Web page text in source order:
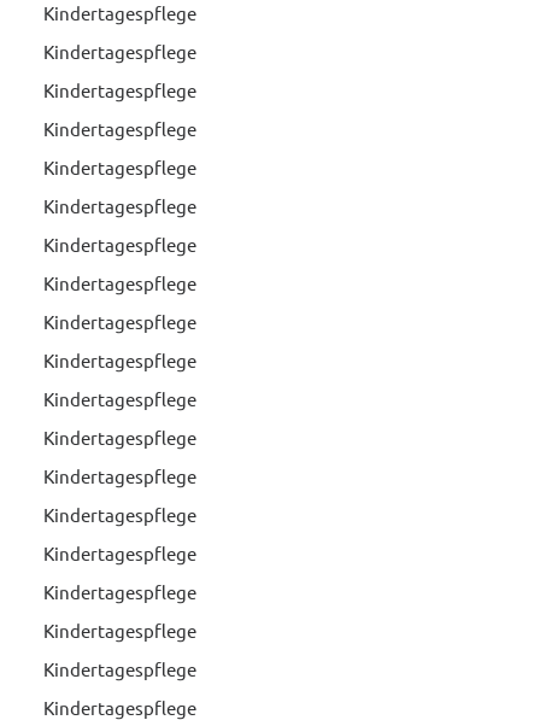
Kindertagespflege
Kindertagespflege
Kindertagespflege
Kindertagespflege
Kindertagespflege
Kindertagespflege
Kindertagespflege
Kindertagespflege
Kindertagespflege
Kindertagespflege
Kindertagespflege
Kindertagespflege
Kindertagespflege
Kindertagespflege
Kindertagespflege
Kindertagespflege
Kindertagespflege
Kindertagespflege
Kindertagespflege